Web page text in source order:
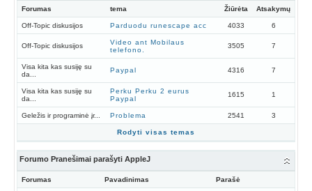
Forumas tema Žiūrėta Atsakymų
Off-Topic diskusijos Parduodu runescape acc 4033 6
Off-Topic diskusijos
Video ant Mobilaus
telefono.
3505 7
Visa kita kas susiję su
da...
Paypal 4316 7
Visa kita kas susiję su
da...
Perku Perku 2 eurus
Paypal
1615 1
Geležis ir programinė įr... Problema 2541 3
Rodyti visas temas
Forumo Pranešimai parašyti AppleJ
Forumas Pavadinimas Parašė